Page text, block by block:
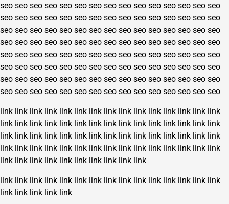
seo seo seo seo seo seo seo seo seo seo seo seo seo seo seo
seo seo seo seo seo seo seo seo seo seo seo seo seo seo seo
seo seo seo seo seo seo seo seo seo seo seo seo seo seo seo
seo seo seo seo seo seo seo seo seo seo seo seo seo seo seo
seo seo seo seo seo seo seo seo seo seo seo seo seo seo seo
seo seo seo seo seo seo seo seo seo seo seo seo seo seo seo
seo seo seo seo seo seo seo seo seo seo seo seo seo seo seo
seo seo seo seo seo seo seo seo seo seo seo seo seo seo seo
link link link link link link link link link link link link link link link
link link link link link link link link link link link link link link link
link link link link link link link link link link link link link link link
link link link link link link link link link link link link link link link
link link link link link link link link link link
link link link link link link link link link link link link link link link
link link link link link